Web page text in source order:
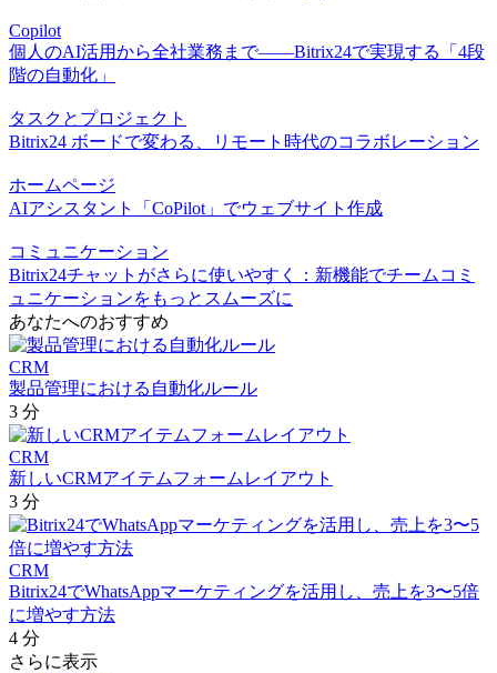
Copilot
個人のAI活用から全社業務まで――Bitrix24で実現する「4段
階の自動化」
タスクとプロジェクト
Bitrix24 ボードで変わる、リモート時代のコラボレーション
ホームページ
AIアシスタント「CoPilot」でウェブサイト作成
コミュニケーション
Bitrix24チャットがさらに使いやすく：新機能でチームコミ
ュニケーションをもっとスムーズに
あなたへのおすすめ
CRM
製品管理における自動化ルール
3 分
CRM
新しいCRMアイテムフォームレイアウト
3 分
CRM
Bitrix24でWhatsAppマーケティングを活用し、売上を3〜5倍
に増やす方法
4 分
さらに表示